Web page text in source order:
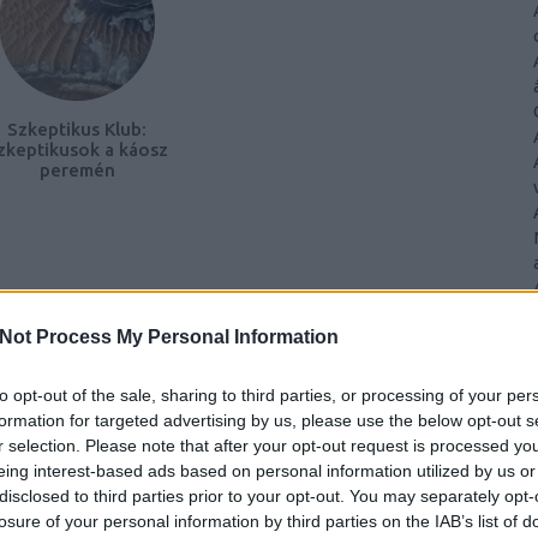
Process My Personal Information
opt-out of the sale, sharing to third parties, or processing of your
for targeted advertising by us, please use the below opt-out
selection. Please note that after your opt-out request is processed
interest-based ads based on personal information utilized by us
to third parties prior to your opt-out. You may separately
of your personal information by third parties on the IAB’s list of
Szkeptikus Klub:
a káosz
peremén